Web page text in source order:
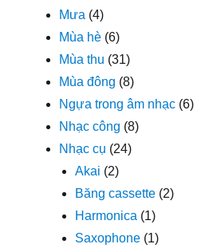
Mưa (4)
Mùa hè (6)
Mùa thu (31)
Mùa đông (8)
Ngựa trong âm nhạc (6)
Nhạc công (8)
Nhạc cụ (24)
Akai (2)
Băng cassette (2)
Harmonica (1)
Saxophone (1)